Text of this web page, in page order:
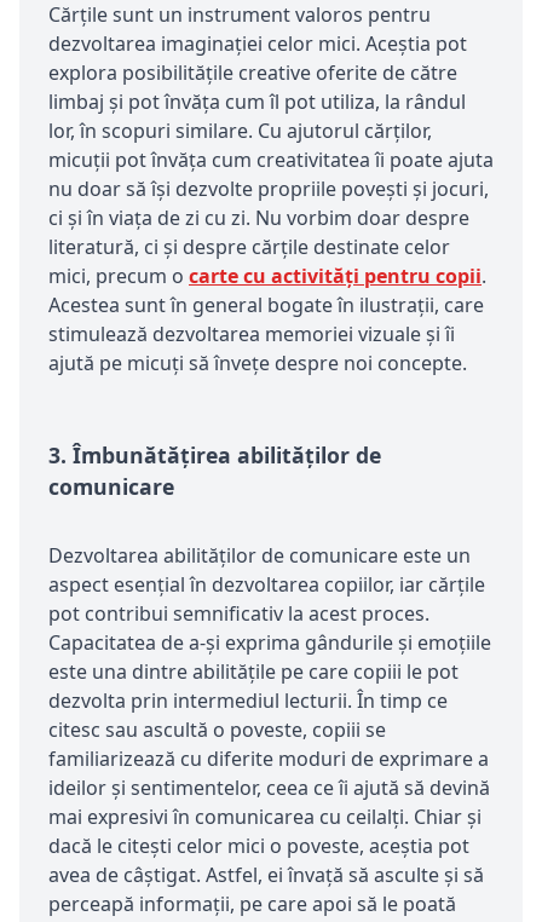
Cărțile sunt un instrument valoros pentru
dezvoltarea imaginației celor mici. Aceștia pot
explora posibilitățile creative oferite de către
limbaj și pot învăța cum îl pot utiliza, la rândul
lor, în scopuri similare. Cu ajutorul cărților,
micuții pot învăța cum creativitatea îi poate ajuta
nu doar să își dezvolte propriile povești și jocuri,
ci și în viața de zi cu zi. Nu vorbim doar despre
literatură, ci și despre cărțile destinate celor
mici, precum o carte cu activități pentru copii.
Acestea sunt în general bogate în ilustrații, care
stimulează dezvoltarea memoriei vizuale și îi
ajută pe micuți să învețe despre noi concepte.
3. Îmbunătățirea abilităților de
comunicare
Dezvoltarea abilităților de comunicare este un
aspect esențial în dezvoltarea copiilor, iar cărțile
pot contribui semnificativ la acest proces.
Capacitatea de a-și exprima gândurile și emoțiile
este una dintre abilitățile pe care copiii le pot
dezvolta prin intermediul lecturii. În timp ce
citesc sau ascultă o poveste, copiii se
familiarizează cu diferite moduri de exprimare a
ideilor și sentimentelor, ceea ce îi ajută să devină
mai expresivi în comunicarea cu ceilalți. Chiar și
dacă le citești celor mici o poveste, aceștia pot
avea de câștigat. Astfel, ei învață să asculte și să
perceapă informații, pe care apoi să le poată